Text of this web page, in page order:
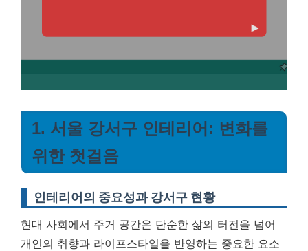
1. 서울 강서구 인테리어: 변화를
위한 첫걸음
인테리어의 중요성과 강서구 현황
현대 사회에서 주거 공간은 단순한 삶의 터전을 넘어
개인의 취향과 라이프스타일을 반영하는 중요한 요소